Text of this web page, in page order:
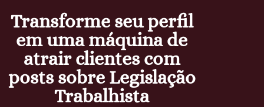
Transforme seu perfil
em uma máquina de
atrair clientes com
posts sobre Legislação
Trabalhista